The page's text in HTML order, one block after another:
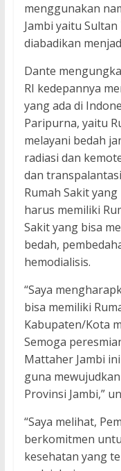
menggunakan
Jambi yaitu
diabadikan
Dante
RI kedepannya
yang ada di
Paripurna, yaitu
melayani bedah
radiasi dan
dan
Rumah Sakit
harus memiliki
Sakit yang bisa
bedah,
hemodialisis.
“Saya
bisa memiliki
Kabupaten/Kota
Semoga
Mattaher Jambi
guna
Provinsi Jambi,”
“Saya melihat,
berkomitmen
kesehatan yang